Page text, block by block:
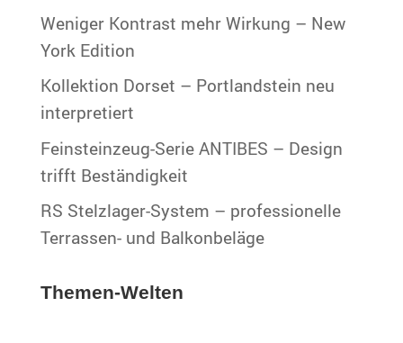
Weniger Kontrast mehr Wirkung – New
York Edition
Kollektion Dorset – Portlandstein neu
interpretiert
Feinsteinzeug-Serie ANTIBES – Design
trifft Beständigkeit
RS Stelzlager-System – professionelle
Terrassen- und Balkonbeläge
Themen-Welten